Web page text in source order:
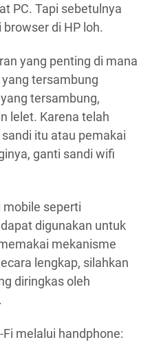
PC. Tapi sebetulnya
di HP loh.
yang penting di mana
tersambung
tersambung,
lelet. Karena telah
itu atau pemakai
ganti sandi wifi
mobile seperti
digunakan untuk
mekanisme
lengkap, silahkan
diringkas oleh
melalui handphone: